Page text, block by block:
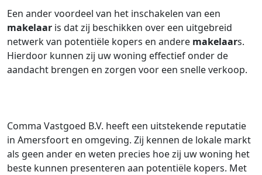
Een ander voordeel van het inschakelen van een
makelaar is dat zij beschikken over een uitgebreid
netwerk van potentiële kopers en andere makelaars.
Hierdoor kunnen zij uw woning effectief onder de
aandacht brengen en zorgen voor een snelle verkoop.
Comma Vastgoed B.V. heeft een uitstekende reputatie
in Amersfoort en omgeving. Zij kennen de lokale markt
als geen ander en weten precies hoe zij uw woning het
beste kunnen presenteren aan potentiële kopers. Met